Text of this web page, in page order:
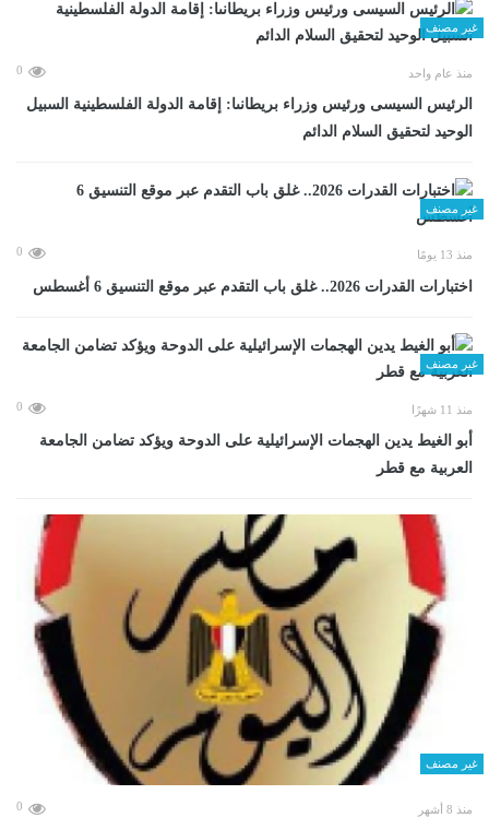
غير مصنف
منذ عام واحد 0
الرئيس السيسى ورئيس وزراء بريطانىا: إقامة الدولة الفلسطينية السبيل
الوحيد لتحقيق السلام الدائم
غير مصنف
منذ 13 يومًا 0
اختبارات القدرات 2026.. غلق باب التقدم عبر موقع التنسيق 6 أغسطس
غير مصنف
منذ 11 شهرًا 0
أبو الغيط يدين الهجمات الإسرائيلية على الدوحة ويؤكد تضامن الجامعة
العربية مع قطر
غير مصنف
منذ 8 أشهر 0